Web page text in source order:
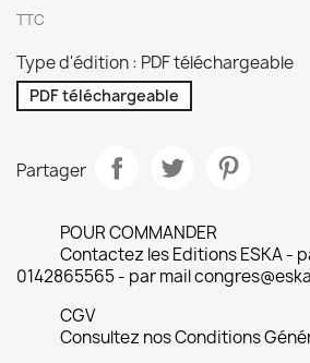
TTC
Type d'édition : PDF téléchargeable
PDF téléchargeable
Partager
POUR COMMANDER
Contactez les Editions ESKA -
0142865565 - par mail
CGV
Consultez nos Conditions